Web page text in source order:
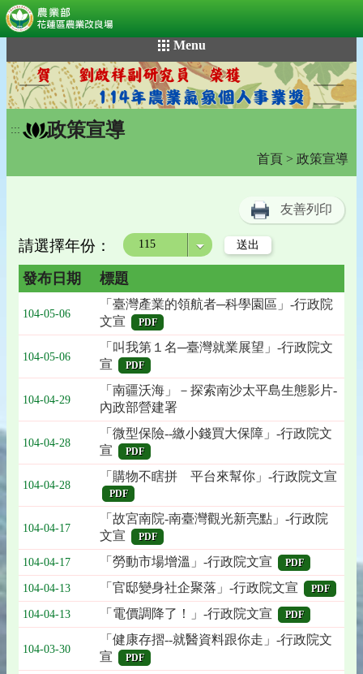
到
主
要
內
容
Menu
::: 政策宣導
首頁 > 政策宣導
友善列印
請選擇年份：
年度
發布日期 標題
104-05-06
「臺灣產業的領航者─科學園區」-行政院
文宣
PDF
104-05-06
「叫我第１名─臺灣就業展望」-行政院文
宣
PDF
104-04-29
「南疆沃海」－探索南沙太平島生態影片-
內政部營建署
104-04-28
「微型保險--繳小錢買大保障」-行政院文
宣
PDF
104-04-28
「購物不瞎拼 平台來幫你」-行政院文宣
PDF
104-04-17
「故宮南院-南臺灣觀光新亮點」-行政院
文宣
PDF
104-04-17 「勞動市場增溫」-行政院文宣 PDF
104-04-13 「官邸變身社企聚落」-行政院文宣 PDF
104-04-13 「電價調降了！」-行政院文宣 PDF
104-03-30
「健康存摺--就醫資料跟你走」-行政院文
宣
PDF